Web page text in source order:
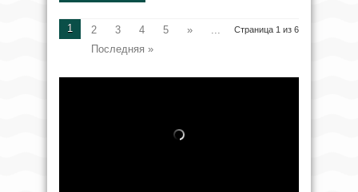
Страница 1 из 6
1 2 3 4 5 »
...
Последняя »